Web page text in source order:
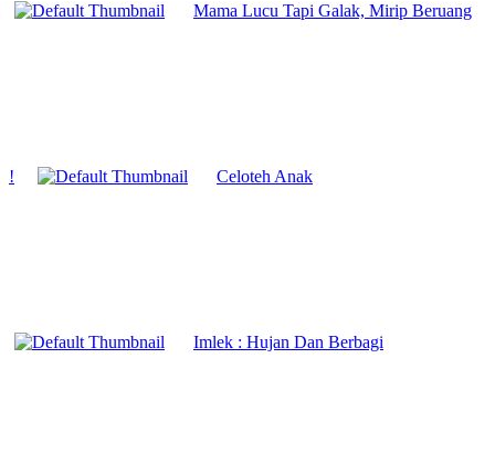
Mama Lucu Tapi Galak, Mirip Beruang
! Celoteh Anak
Imlek : Hujan Dan Berbagi